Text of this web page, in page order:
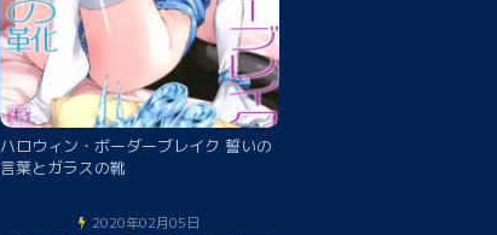
ハロウィン・ボーダーブレイク 誓いの
言葉とガラスの靴
2020年02月05日